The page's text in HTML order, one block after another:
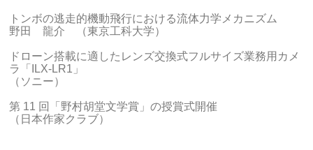
トンボの逃走的機動飛行における流体力学メカニズム
野田 龍介 （東京工科大学）
ドローン搭載に適したレンズ交換式フルサイズ業務用カメ
ラ「ILX-LR1」
（ソニー）
第 11 回「野村胡堂文学賞」の授賞式開催
（日本作家クラブ）